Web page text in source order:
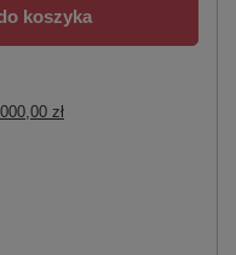
koszyka
zł